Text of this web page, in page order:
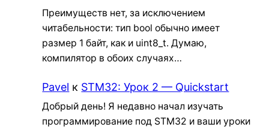
Преимуществ нет, за исключением
читабельности: тип bool обычно имеет
размер 1 байт, как и uint8_t. Думаю,
компилятор в обоих случаях…
Pavel к STM32: Урок 2 — Quickstart
Добрый день! Я недавно начал изучать
программирование под STM32 и ваши уроки